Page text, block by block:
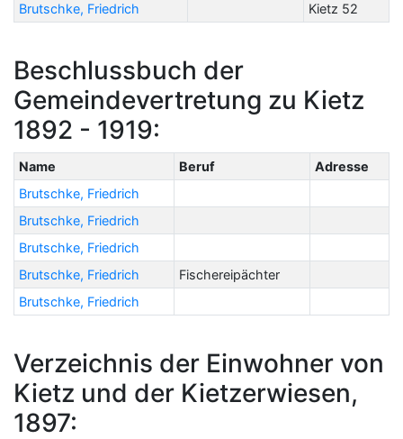
Brutschke, Friedrich
Kietz 52
Beschlussbuch der
Gemeindevertretung zu Kietz
1892 - 1919:
Name Beruf
Adresse
Brutschke, Friedrich
Brutschke, Friedrich
Brutschke, Friedrich
Brutschke, Friedrich
Fischereipächter
Brutschke, Friedrich
Verzeichnis der Einwohner von
Kietz und der Kietzerwiesen,
1897: